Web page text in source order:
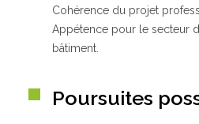
Cohérence du projet
Appétence pour le secteur
bâtiment.
Poursuites